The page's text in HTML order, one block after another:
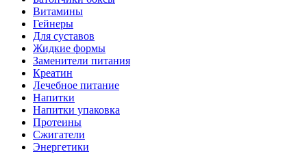
Витамины
Гейнеры
Для суставов
Жидкие формы
Заменители питания
Креатин
Лечебное питание
Напитки
Напитки упаковка
Протеины
Сжигатели
Энергетики